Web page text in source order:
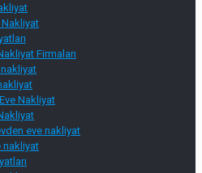
Nakliyat
Firmaları
Nakliyat
eve nakliyat
nakliyat